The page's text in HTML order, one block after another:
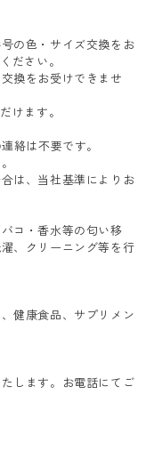
の色・サイズ交換をお
ださい。
換をお受けできませ
けます。
絡は不要です。
は、当社基準によりお
コ・香水等の匂い移
、クリーニング等を行
健康食品、サプリメン
します。お電話にてご